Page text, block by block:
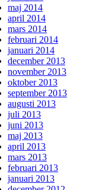
maj 2014
april 2014
mars 2014
februari 2014
januari 2014
december 2013
november 2013
oktober 2013
september 2013
augusti 2013
juli 2013
juni 2013
maj 2013
april 2013
mars 2013
februari 2013
januari 2013